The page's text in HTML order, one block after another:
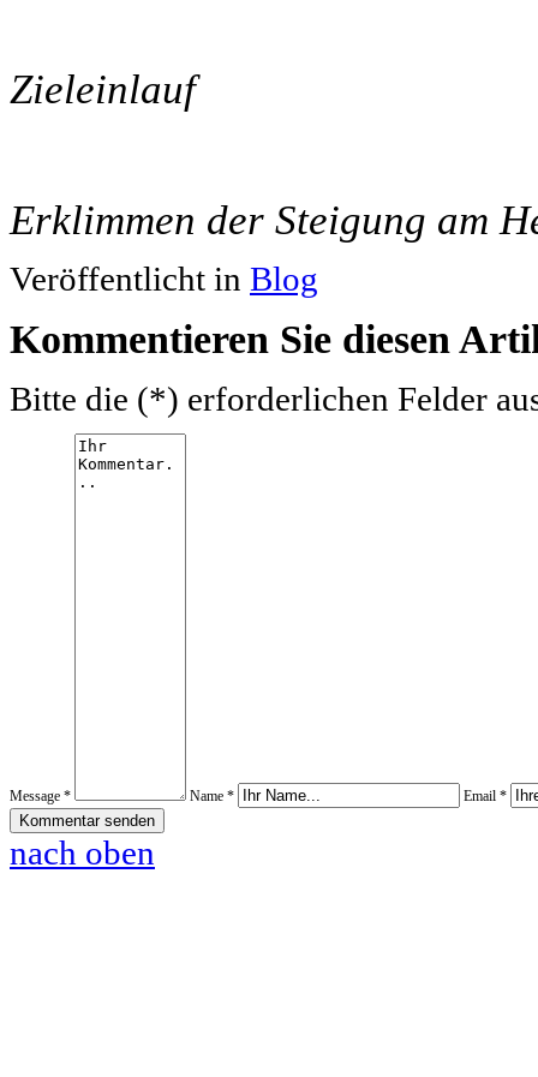
Zieleinlauf
Erklimmen der Steigung am
Veröffentlicht in Blog
Kommentieren Sie diesen
Bitte die (*) erforderlichen Felder
Message * Name * Email *
nach oben